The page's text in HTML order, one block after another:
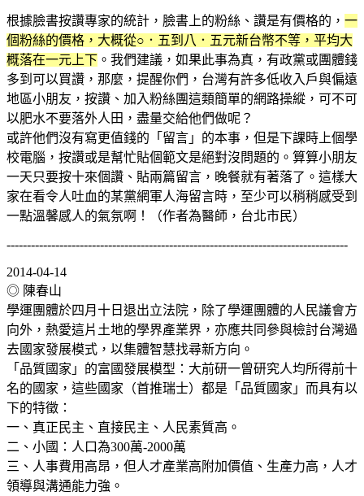
根據臉書按讚專家的統計，臉書上的粉絲、讚是有價格的， 一
個粉絲的價格，大概從○．五到八．五元新台幣不等，平均大
概落在一元上下 。我們建議，如果此事為真，有政黨或團體錢
多到可以買讚，那麼，提醒你們，台灣有許多低收入戶與偏遠
地區小朋友，按讚、加入粉絲團這類簡單的網路操縱，可不可
以肥水不要落外人田，盡量交給他們做呢？
或許他們沒有寫更值錢的「留言」的本事，但是下課時上個學
校電腦，按讚或是幫忙貼個範文是絕對沒問題的。算算小朋友
一天只要按十來個讚、貼兩篇留言，晚餐就有著落了。這樣大
家在看令人吐血的某黨網軍人海留言時，至少可以稍稍感受到
一點溫馨感人的氣氛啊！（作者為醫師，台北市民）
------------------------------------------------------------------------------------
2014-04-14
◎ 陳春山
學運團體於四月十日退出立法院，除了學運團體的人民議會方
向外，熱愛這片土地的學界產業界，亦應共同參與檢討台灣過
去國家發展模式，以集體智慧找尋新方向。
「品質國家」的富國發展模型：大前研一曾研究人均所得前十
名的國家，這些國家（首推瑞士）都是「品質國家」而具有以
下的特徵：
一、真正民主、直接民主、人民素質高。
二、小國：人口為300萬-2000萬
三、人事費用高昂，但人才產業高附加價值、生產力高，人才
領導與溝通能力強。